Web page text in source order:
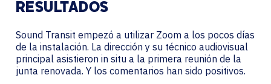
RESULTADOS
Sound Transit empezó a utilizar Zoom a los pocos días
de la instalación. La dirección y su técnico audiovisual
principal asistieron in situ a la primera reunión de la
junta renovada. Y los comentarios han sido positivos.